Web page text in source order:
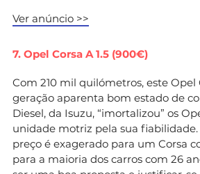
Ver anúncio >>
7. Opel Corsa A 1.5 (900€)
Com 210 mil quilómetros, este Opel
geração aparenta bom estado de
Diesel, da Isuzu, “imortalizou” os
unidade motriz pela sua
preço é exagerado para um Corsa
para a maioria dos carros com 26